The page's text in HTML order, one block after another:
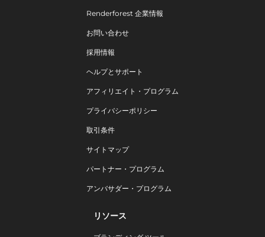
Renderforest 企業情報
お問い合わせ
採用情報
ヘルプとサポート
アフィリエイト・プログラム
プライバシーポリシー
取引条件
サイトマップ
パートナー・プログラム
アンバサダー・プログラム
リソース